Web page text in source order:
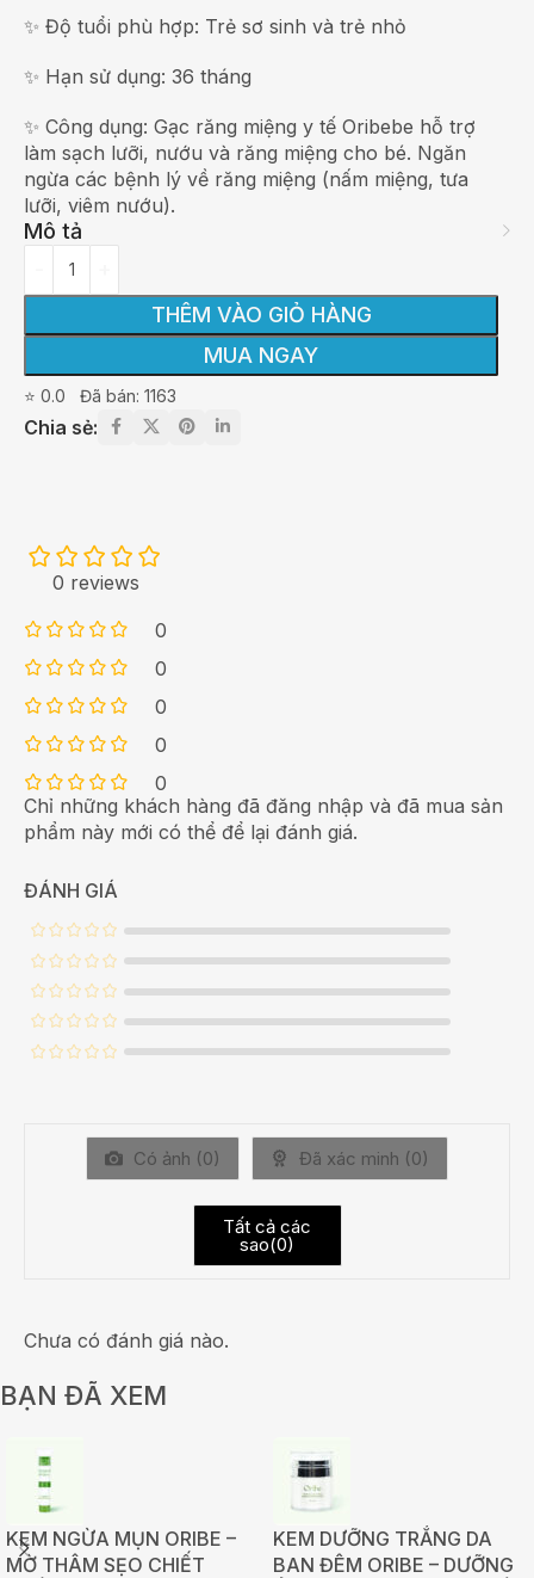
✨ Độ tuổi phù hợp: Trẻ sơ sinh và trẻ nhỏ
✨ Hạn sử dụng: 36 tháng
✨ Công dụng: Gạc răng miệng y tế Oribebe hỗ trợ
làm sạch lưỡi, nướu và răng miệng cho bé. Ngăn
ngừa các bệnh lý về răng miệng (nấm miệng, tưa
lưỡi, viêm nướu).
Mô tả
THÊM VÀO GIỎ HÀNG
MUA NGAY
⭐ 0.0 Đã bán: 1163
Chia sẻ:
0 reviews
0
0
0
0
0
ĐÁNH GIÁ
Có ảnh (0) Đã xác minh (0)
Tất cả các
sao(0)
Chưa có đánh giá nào.
Chỉ những khách hàng đã đăng nhập và đã mua sản
phẩm này mới có thể để lại đánh giá.
BẠN ĐÃ XEM
KEM NGỪA MỤN ORIBE –
MỜ THÂM SẸO CHIẾT
KEM DƯỠNG TRẮNG DA
BAN ĐÊM ORIBE – DƯỠNG